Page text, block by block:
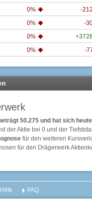
0%
-
0%
-
0%
0% -
50.275 und hat sich
der Aktie bei 0 und der
für den weiteren
für den Drägerwerk
Hilfe FAQ